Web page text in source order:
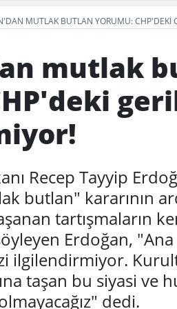
MUTLAK BUTLAN YORUMU: CHP'DEKI
mutlak
Recep Tayyip
butlan" kararının
tartışmaların
Erdoğan,
ilgilendirmiyor.
taşan bu siyasi ve
dedi.